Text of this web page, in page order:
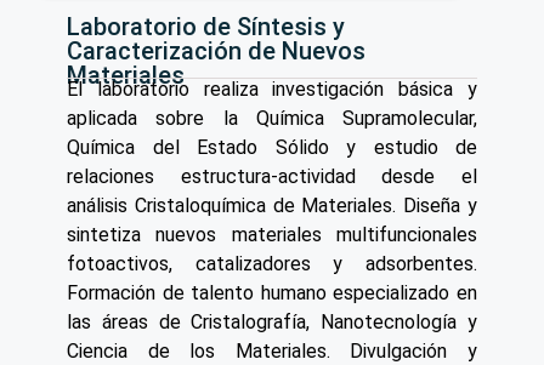
Laboratorio de Síntesis y
Caracterización de Nuevos
Materiales
El laboratorio realiza investigación básica y
aplicada sobre la Química Supramolecular,
Química del Estado Sólido y estudio de
relaciones estructura-actividad desde el
análisis Cristaloquímica de Materiales. Diseña y
sintetiza nuevos materiales multifuncionales
fotoactivos, catalizadores y adsorbentes.
Formación de talento humano especializado en
las áreas de Cristalografía, Nanotecnología y
Ciencia de los Materiales. Divulgación y